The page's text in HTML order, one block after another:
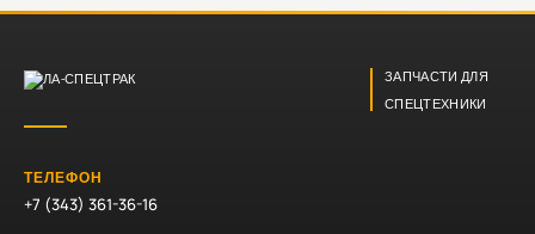
ЗАПЧАСТИ ДЛЯ
СПЕЦТЕХНИКИ
ТЕЛЕФОН
+7 (343) 361-36-16